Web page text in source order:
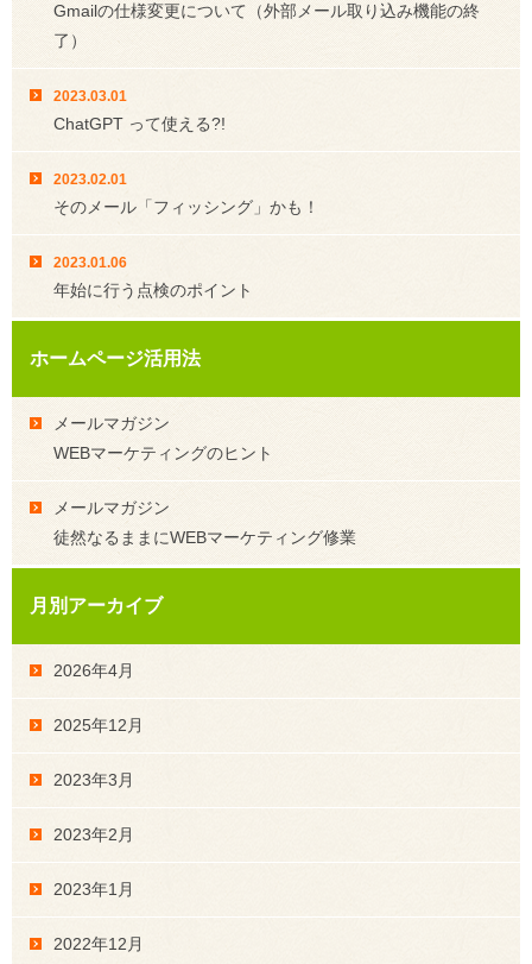
Gmailの仕様変更について（外部メール取り込み機能の終
了）
2023.03.01
ChatGPT って使える?!
2023.02.01
そのメール「フィッシング」かも！
2023.01.06
年始に行う点検のポイント
ホームページ活用法
メールマガジン
WEBマーケティングのヒント
メールマガジン
徒然なるままにWEBマーケティング修業
月別アーカイブ
2026年4月
2025年12月
2023年3月
2023年2月
2023年1月
2022年12月